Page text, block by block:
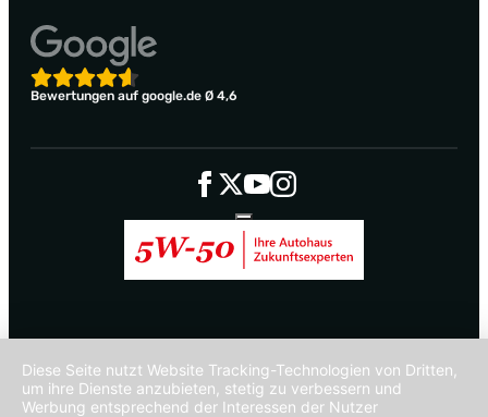
Bewertungen auf google.de Ø 4,6
Diese Seite nutzt Website Tracking-Technologien von Dritten,
um ihre Dienste anzubieten, stetig zu verbessern und
Werbung entsprechend der Interessen der Nutzer